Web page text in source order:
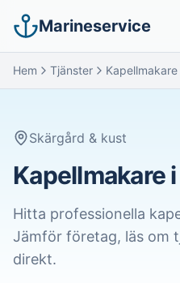
Marineservice
Hem Tjänster Kapellmakare
Skärgård & kust
Kapellmakare
Hitta professionella
Jämför företag, läs om
direkt.